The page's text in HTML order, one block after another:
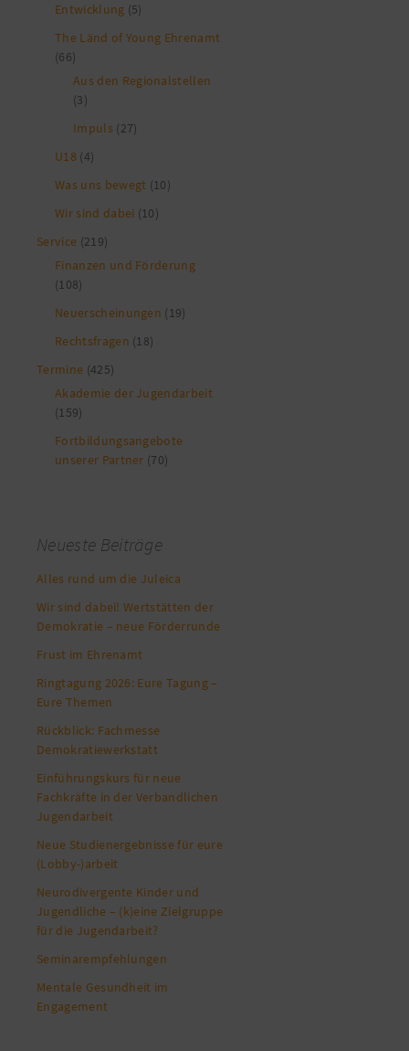
Entwicklung (5)
The Länd of Young Ehrenamt
(66)
Aus den Regionalstellen
(3)
Impuls (27)
U18 (4)
Was uns bewegt (10)
Wir sind dabei (10)
Service (219)
Finanzen und Förderung
(108)
Neuerscheinungen (19)
Rechtsfragen (18)
Termine (425)
Akademie der Jugendarbeit
(159)
Fortbildungsangebote
unserer Partner (70)
Neueste Beiträge
Alles rund um die Juleica
Wir sind dabei! Wertstätten der
Demokratie – neue Förderrunde
Frust im Ehrenamt
Ringtagung 2026: Eure Tagung –
Eure Themen
Rückblick: Fachmesse
Demokratiewerkstatt
Einführungskurs für neue
Fachkräfte in der Verbandlichen
Jugendarbeit
Neue Studienergebnisse für eure
(Lobby-)arbeit
Neurodivergente Kinder und
Jugendliche – (k)eine Zielgruppe
für die Jugendarbeit?
Seminarempfehlungen
Mentale Gesundheit im
Engagement